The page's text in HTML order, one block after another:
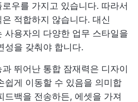
우를 가지고 있습니다. 따라서
적합하지 않습니다. 대신
사용자의 다양한 업무 스타일을
성을 갖춰야 합니다.
뛰어난 통합 잠재력은 디자이
쉽게 이동할 수 있음을 의미합
드백을 전송하든, 에셋을 가져